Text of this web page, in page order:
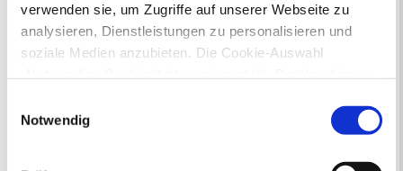
verwenden sie, um Zugriffe auf unserer Webseite zu
analysieren, Dienstleistungen zu personalisieren und
soziale Medien anzubieten. Die Cookie-Auswahl
Drittländern (USA) mit unzureichendem
Datenschutzniveau verarbeiten. Es besteht die Gefahr,
dass diese zu Kontroll- und Überwachungszwecken von
Notwendig
Bergwerk, Gustel, geb. Schaffer
Geboren am 22.02.1900
weitere Details
Geboren am 12.11.1901